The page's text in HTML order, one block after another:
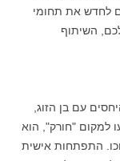
לחדש את תחומי
השיתוף
עם בן הזוג,
למקום "חורק", הוא
התפתחות אישית